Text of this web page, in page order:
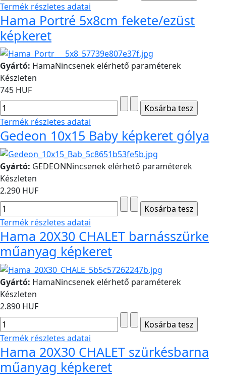
Termék részletes adatai
Hama Portré 5x8cm fekete/ezüst
képkeret
Gyártó: HamaNincsenek elérhető paraméterek
Készleten
745 HUF
Termék részletes adatai
Gedeon 10x15 Baby képkeret gólya
Gyártó: GEDEONNincsenek elérhető paraméterek
Készleten
2.290 HUF
Termék részletes adatai
Hama 20X30 CHALET barnásszürke
műanyag képkeret
Gyártó: HamaNincsenek elérhető paraméterek
Készleten
2.890 HUF
Termék részletes adatai
Hama 20X30 CHALET szürkésbarna
műanyag képkeret